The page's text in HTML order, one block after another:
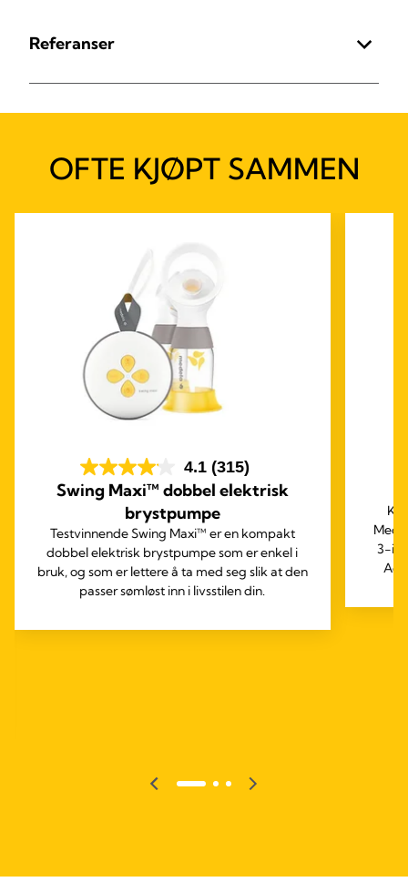
Referanser
OFTE KJØPT SAMMEN
4.1 (315)
Swing Maxi™ dobbel elektrisk
brystpumpe
Testvinnende Swing Maxi™ er en kompakt
dobbel elektrisk brystpumpe som er enkel i
bruk, og som er lettere å ta med seg slik at den
passer sømløst inn i livsstilen din.
3-i-